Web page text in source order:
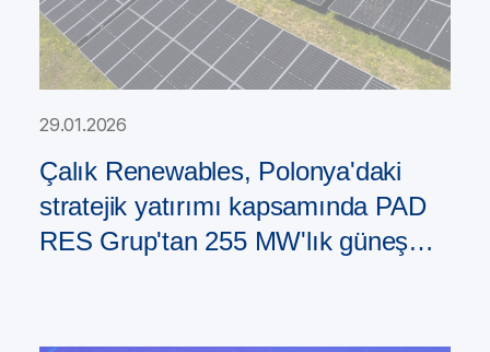
29.01.2026
Çalık Renewables, Polonya'daki
stratejik yatırımı kapsamında PAD
RES Grup'tan 255 MW'lık güneş